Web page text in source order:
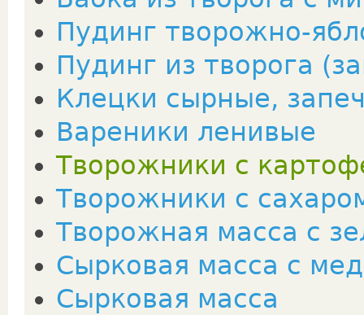
Пудинг творожно-
Пудинг из творога
Клецки сырные,
Вареники ленивые
Творожники с
Творожники с
Творожная масса с
Сырковая масса с
Сырковая масса